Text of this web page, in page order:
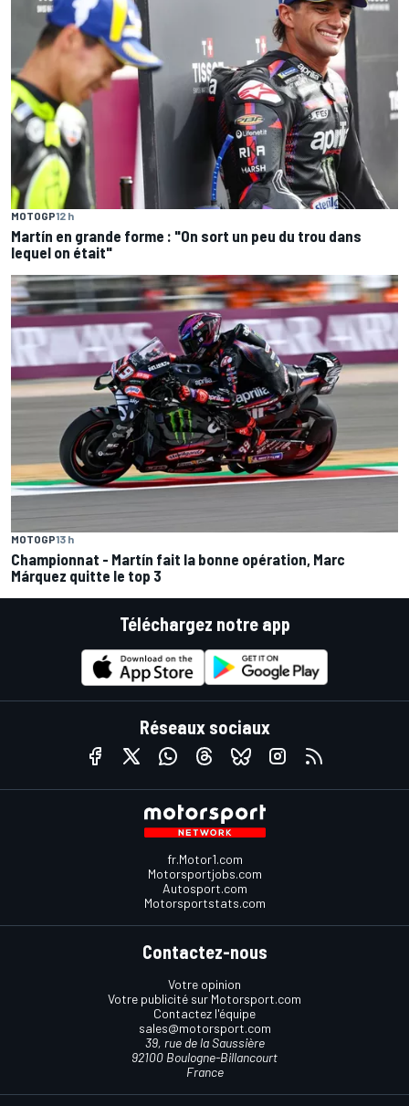
MOTOGP12 h
Martín en grande forme : "On sort un peu du trou dans
lequel on était"
MOTOGP13 h
Championnat - Martín fait la bonne opération, Marc
Márquez quitte le top 3
Téléchargez notre app
Réseaux sociaux
fr.Motor1.com
Motorsportjobs.com
Autosport.com
Motorsportstats.com
Contactez-nous
Votre opinion
Votre publicité sur Motorsport.com
Contactez l'équipe
sales@motorsport.com
39, rue de la Saussière
92100 Boulogne-Billancourt
France